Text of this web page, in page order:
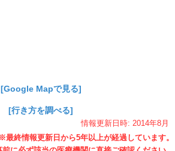
[Google Mapで見る]
[行き方を調べる]
情報更新日時: 2014年8月